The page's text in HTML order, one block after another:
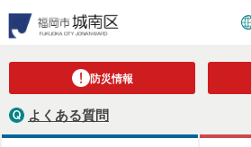
防災情報
よくある質問